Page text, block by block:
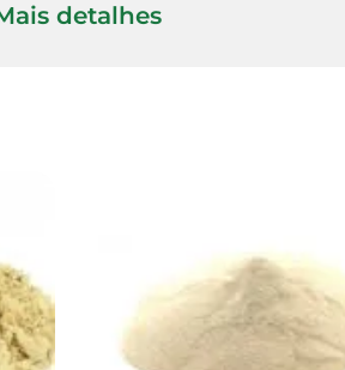
detalhes